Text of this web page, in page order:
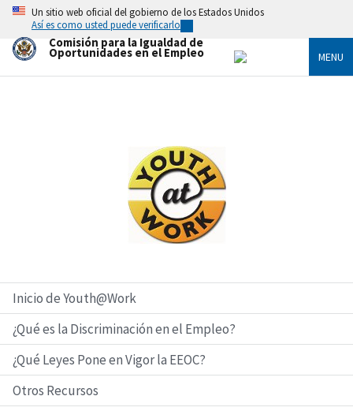
Skip
main
content
Un sitio web oficial del gobierno de los Estados Unidos
Así es como usted puede verificarlo
Comisión para la Igualdad de
Oportunidades en el Empleo MENU
Inicio de Youth@Work
¿Qué es la Discriminación en el Empleo?
¿Qué Leyes Pone en Vigor la EEOC?
Otros Recursos